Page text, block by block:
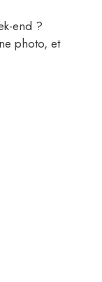
end ?
photo, et